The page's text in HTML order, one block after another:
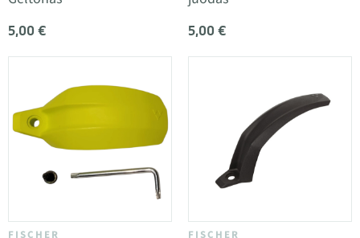
5,00 € 5,00 €
FISCHER FISCHER